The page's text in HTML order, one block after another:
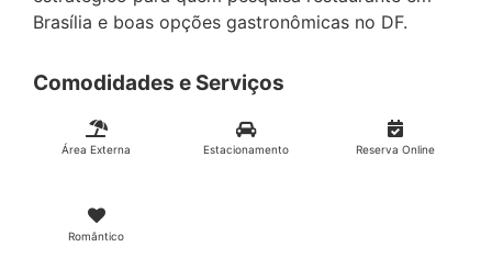
Brasília e boas opções gastronômicas no DF.
Comodidades e Serviços
Área Externa Estacionamento Reserva Online
Romântico